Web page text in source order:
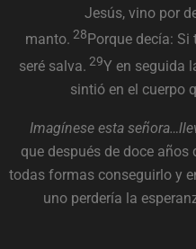
Jesús, vino por
manto. 28 Porque decía:
seré salva. 29Y en seguida
sintió en el cuerpo
Imagínese esta
que después de doce
todas formas conseguirlo y
uno perdería la